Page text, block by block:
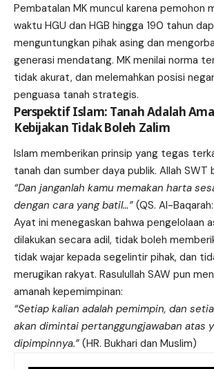
Pembatalan MK muncul karena pemohon
waktu HGU dan HGB hingga 190 tahun
menguntungkan pihak asing dan
generasi mendatang. MK menilai norma
tidak akurat, dan melemahkan posisi
penguasa tanah strategis.
Perspektif Islam: Tanah Adalah
Kebijakan Tidak Boleh Zalim
Islam memberikan prinsip yang tegas
tanah dan sumber daya publik. Allah SWT
“Dan janganlah kamu memakan harta
dengan cara yang batil…” (QS. Al-
Ayat ini menegaskan bahwa pengelolaan
dilakukan secara adil, tidak boleh
tidak wajar kepada segelintir pihak, dan
merugikan rakyat. Rasulullah SAW pun
amanah kepemimpinan:
“Setiap kalian adalah pemimpin, dan
akan dimintai pertanggungjawaban atas
dipimpinnya.” (HR. Bukhari dan Muslim)